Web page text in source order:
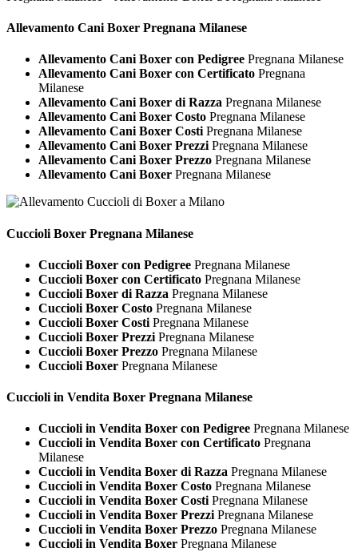
Allevamento Cani Boxer Pregnana Milanese
Allevamento Cani Boxer con Pedigree Pregnana Milanese
Allevamento Cani Boxer con Certificato Pregnana
Milanese
Allevamento Cani Boxer di Razza Pregnana Milanese
Allevamento Cani Boxer Costo Pregnana Milanese
Allevamento Cani Boxer Costi Pregnana Milanese
Allevamento Cani Boxer Prezzi Pregnana Milanese
Allevamento Cani Boxer Prezzo Pregnana Milanese
Allevamento Cani Boxer Pregnana Milanese
Cuccioli Boxer Pregnana Milanese
Cuccioli Boxer con Pedigree Pregnana Milanese
Cuccioli Boxer con Certificato Pregnana Milanese
Cuccioli Boxer di Razza Pregnana Milanese
Cuccioli Boxer Costo Pregnana Milanese
Cuccioli Boxer Costi Pregnana Milanese
Cuccioli Boxer Prezzi Pregnana Milanese
Cuccioli Boxer Prezzo Pregnana Milanese
Cuccioli Boxer Pregnana Milanese
Cuccioli in Vendita Boxer Pregnana Milanese
Cuccioli in Vendita Boxer con Pedigree Pregnana Milanese
Cuccioli in Vendita Boxer con Certificato Pregnana
Milanese
Cuccioli in Vendita Boxer di Razza Pregnana Milanese
Cuccioli in Vendita Boxer Costo Pregnana Milanese
Cuccioli in Vendita Boxer Costi Pregnana Milanese
Cuccioli in Vendita Boxer Prezzi Pregnana Milanese
Cuccioli in Vendita Boxer Prezzo Pregnana Milanese
Cuccioli in Vendita Boxer Pregnana Milanese